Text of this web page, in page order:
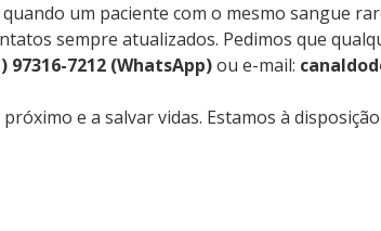
um paciente com o mesmo sangue
sempre atualizados. Pedimos que
97316-7212 (WhatsApp)ou e-mail:
e a salvar vidas. Estamos à